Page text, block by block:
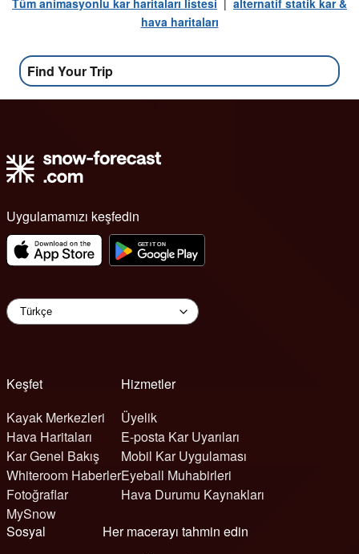
hava haritaları
Find Your Trip
Uygulamamızı keşfedin
Keşfet
Kayak Merkezleri
Hava Haritaları
Kar Genel Bakış
Whiteroom Haberler
Fotoğraflar
MySnow
Hizmetler
Üyelik
E-posta Kar Uyarıları
Mobil Kar Uygulaması
Eyeball Muhabirleri
Hava Durumu Kaynakları
Sosyal
Her macerayı tahmin edin